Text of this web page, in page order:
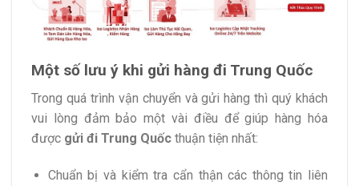
Một số lưu ý khi gửi hàng đi Trung Quốc
Trong quá trình vận chuyển và gửi hàng thì quý khách
vui lòng đảm bảo một vài điều để giúp hàng hóa
được gửi đi Trung Quốc thuận tiện nhất:
Chuẩn bị và kiểm tra cẩn thận các thông tin liên